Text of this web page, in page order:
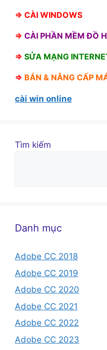
⇒ CÀI WINDOWS
⇒ CÀI PHẦN MỀM ĐỒ
⇒ SỬA MẠNG
⇒ BÁN & NÂNG CẤP
cài win online
Tìm kiếm
Danh mục
Adobe CC 2018
Adobe CC 2019
Adobe CC 2020
Adobe CC 2021
Adobe CC 2022
Adobe CC 2023